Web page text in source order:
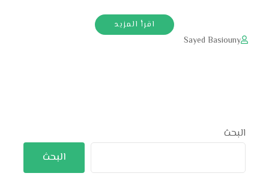
اقرأ المزيد
Sayed Basiouny
البحث
البحث